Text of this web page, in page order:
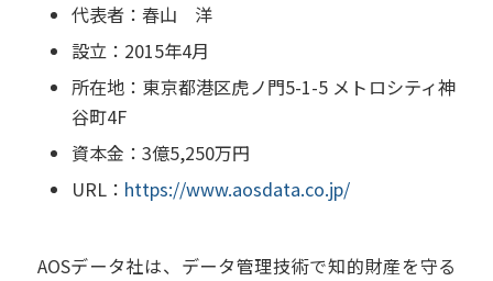
代表者：春山 洋
設立：2015年4月
所在地：東京都港区虎ノ門5-1-5 メトロシティ神
谷町4F
資本金：3億5,250万円
URL： https://www.aosdata.co.jp/
AOSデータ社は、データ管理技術で知的財産を守る